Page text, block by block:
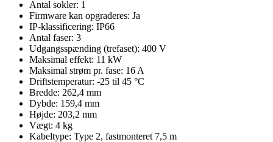
Antal sokler: 1
Firmware kan opgraderes: Ja
IP-klassificering: IP66
Antal faser: 3
Udgangsspænding (trefaset): 400 V
Maksimal effekt: 11 kW
Maksimal strøm pr. fase: 16 A
Driftstemperatur: -25 til 45 °C
Bredde: 262,4 mm
Dybde: 159,4 mm
Højde: 203,2 mm
Vægt: 4 kg
Kabeltype: Type 2, fastmonteret 7,5 m